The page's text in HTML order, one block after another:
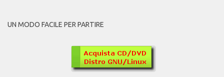
UN MODO FACILE PER PARTIRE